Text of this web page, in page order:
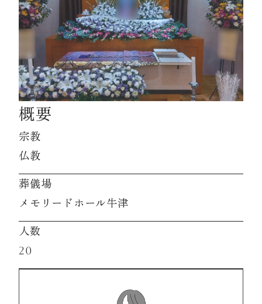
事例
施設案内
お知らせ
資料請求
お見積もり
お問合わせ
概要
宗教
仏教
葬儀場
メモリードホール牛津
人数
20